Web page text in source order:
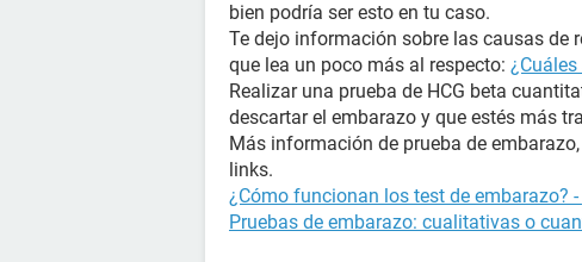
bien podría ser esto en tu caso.
Te dejo información sobre las causas de
que lea un poco más al respecto:
Realizar una prueba de HCG beta
descartar el embarazo y que estés más
Más información de prueba de
links.
¿Cómo funcionan los test de embarazo?
Pruebas de embarazo: cualitativas o